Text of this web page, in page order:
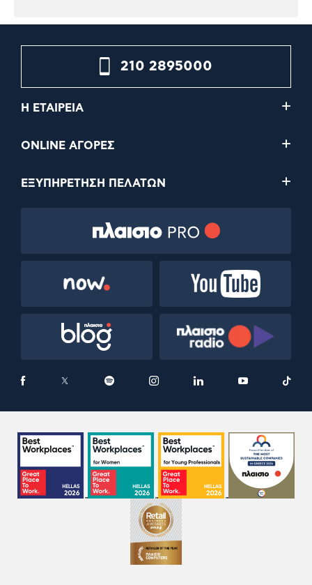
210 2895000
Η ΕΤΑΙΡΕΙΑ
ONLINE ΑΓΟΡΕΣ
ΕΞΥΠΗΡΕΤΗΣΗ ΠΕΛΑΤΩΝ